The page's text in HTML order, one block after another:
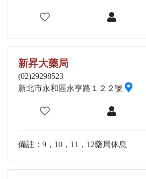
新昇大藥局
(02)29298523
新北市永和區永亨路１２２號
備註：9，10，11，12藥局休息